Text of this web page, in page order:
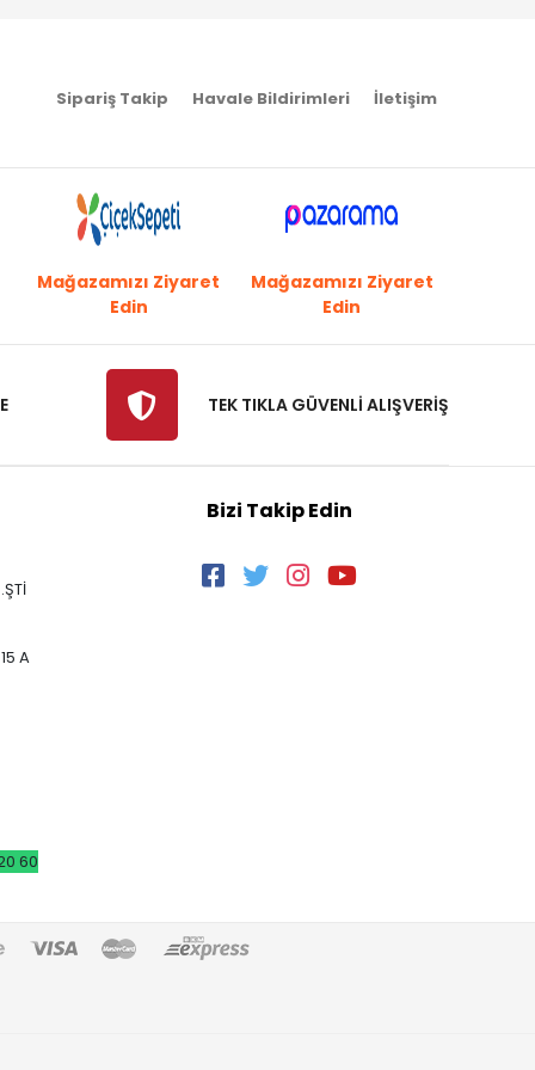
Sipariş Takip Havale Bildirimleri İletişim
Mağazamızı Ziyaret
Edin
Mağazamızı Ziyaret
Edin
TEK TIKLA GÜVENLİ ALIŞVERİŞ
A
60
Bizi Takip Edin